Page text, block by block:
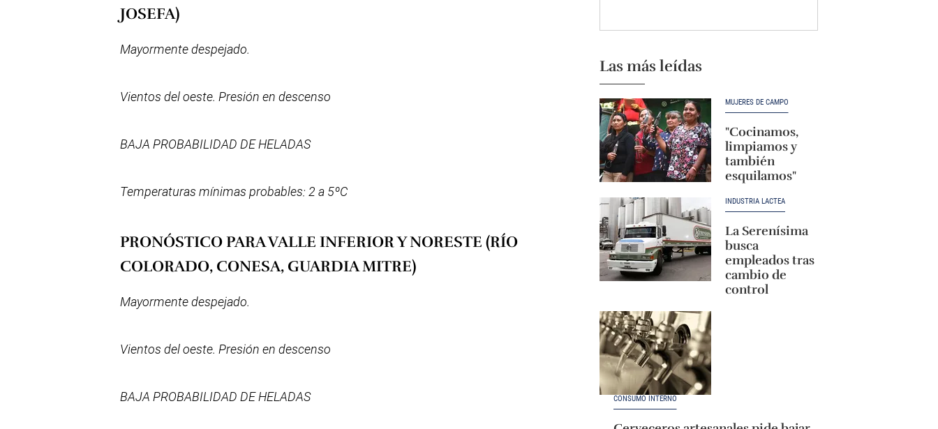
JOSEFA)
Mayormente despejado.
Vientos del oeste. Presión en descenso
BAJA PROBABILIDAD DE HELADAS
Temperaturas mínimas probables: 2 a 5ºC
PRONÓSTICO PARA VALLE INFERIOR Y NORESTE (RÍO
COLORADO, CONESA, GUARDIA MITRE)
Mayormente despejado.
Vientos del oeste. Presión en descenso
BAJA PROBABILIDAD DE HELADAS
Las más leídas
MUJERES DE CAMPO
"Cocinamos,
limpiamos y
también
esquilamos"
INDUSTRIA LÁCTEA
La Serenísima
busca
empleados tras
cambio de
control
CONSUMO INTERNO